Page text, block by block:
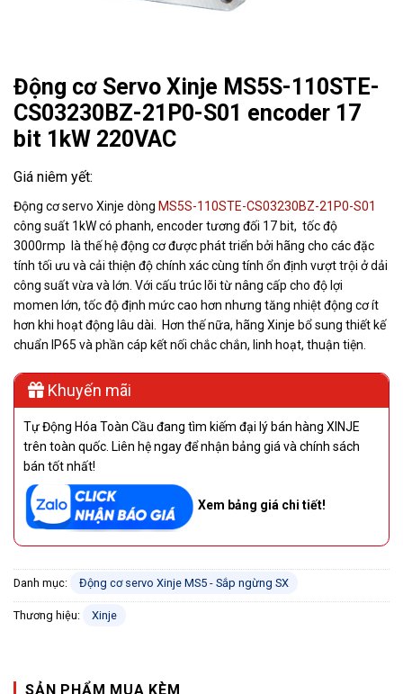
Động cơ Servo Xinje MS5S-110STE-
CS03230BZ-21P0-S01 encoder 17
bit 1kW 220VAC
Động cơ servo Xinje dòng MS5S-110STE-CS03230BZ-21P0-S01
công suất 1kW có phanh, encoder tương đối 17 bit, tốc độ
3000rmp là thế hệ động cơ được phát triển bởi hãng cho các đặc
tính tối ưu và cải thiện độ chính xác cùng tính ổn định vượt trội ở dải
công suất vừa và lớn. Với cấu trúc lõi từ nâng cấp cho độ lợi
momen lớn, tốc độ định mức cao hơn nhưng tăng nhiệt động cơ ít
hơn khi hoạt động lâu dài. Hơn thế nữa, hãng Xinje bổ sung thiết kế
chuẩn IP65 và phần cáp kết nối chắc chắn, linh hoạt, thuận tiện.
Khuyến mãi
Tự Động Hóa Toàn Cầu đang tìm kiếm đại lý bán hàng XINJE
trên toàn quốc. Liên hệ ngay để nhận bảng giá và chính sách
bán tốt nhất!
Xem bảng giá chi tiết!
Danh mục: Động cơ servo Xinje MS5 - Sắp ngừng SX
Thương hiệu: Xinje
SẢN PHẨM MUA KÈM